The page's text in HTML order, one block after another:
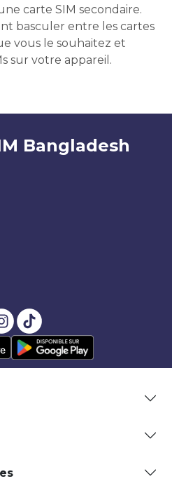
carte SIM secondaire.
basculer entre les cartes
vous le souhaitez et
sur votre appareil.
Bangladesh